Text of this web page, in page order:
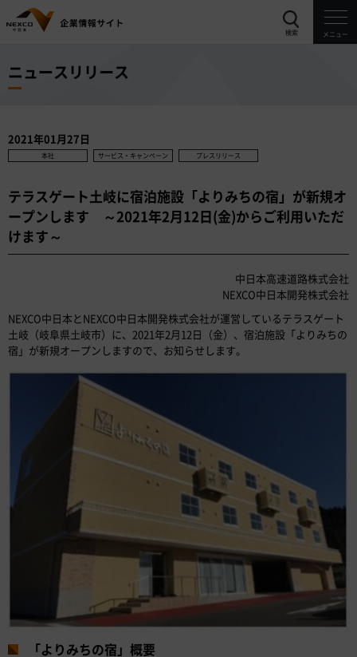
検索 メニュー
ニュースリリース
2021年01月27日
本社 サービス・キャンペーン プレスリリース
テラスゲート土岐に宿泊施設「よりみちの宿」が新規オ
ープンします ～2021年2月12日(金)からご利用いただ
けます～
中日本高速道路株式会社
NEXCO中日本開発株式会社
NEXCO中日本とNEXCO中日本開発株式会社が運営しているテラスゲート
土岐（岐阜県土岐市）に、2021年2月12日（金）、宿泊施設「よりみちの
宿」が新規オープンしますので、お知らせします。
「よりみちの宿」概要